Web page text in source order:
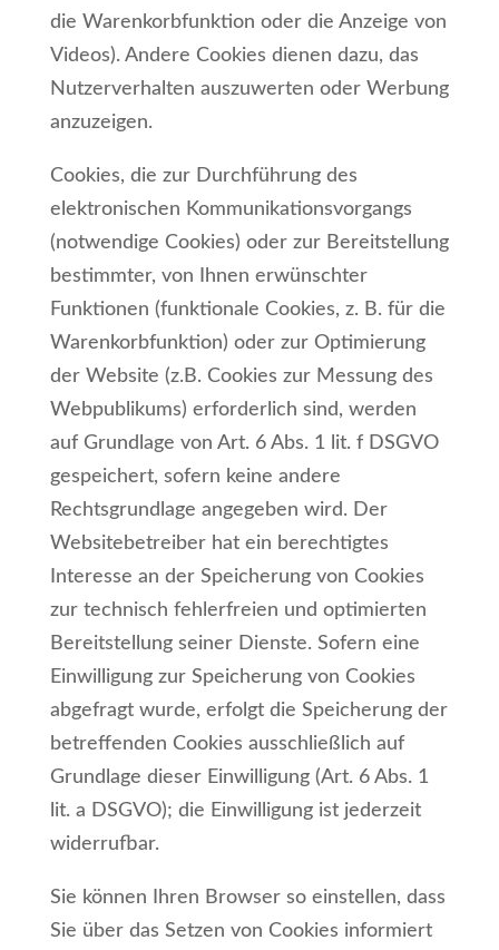
die Warenkorbfunktion oder die Anzeige von
Videos). Andere Cookies dienen dazu, das
Nutzerverhalten auszuwerten oder Werbung
anzuzeigen.
Cookies, die zur Durchführung des
elektronischen Kommunikationsvorgangs
(notwendige Cookies) oder zur Bereitstellung
bestimmter, von Ihnen erwünschter
Funktionen (funktionale Cookies, z. B. für die
Warenkorbfunktion) oder zur Optimierung
der Website (z.B. Cookies zur Messung des
Webpublikums) erforderlich sind, werden
auf Grundlage von Art. 6 Abs. 1 lit. f DSGVO
gespeichert, sofern keine andere
Rechtsgrundlage angegeben wird. Der
Websitebetreiber hat ein berechtigtes
Interesse an der Speicherung von Cookies
zur technisch fehlerfreien und optimierten
Bereitstellung seiner Dienste. Sofern eine
Einwilligung zur Speicherung von Cookies
abgefragt wurde, erfolgt die Speicherung der
betreffenden Cookies ausschließlich auf
Grundlage dieser Einwilligung (Art. 6 Abs. 1
lit. a DSGVO); die Einwilligung ist jederzeit
widerrufbar.
Sie können Ihren Browser so einstellen, dass
Sie über das Setzen von Cookies informiert